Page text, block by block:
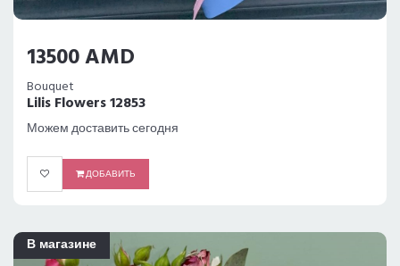
13500 AMD
Bouquet
Lilis Flowers 12853
Можем доставить сегодня
ДОБАВИТЬ
В магазине